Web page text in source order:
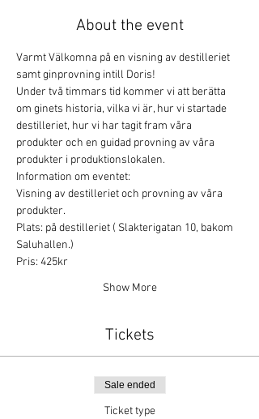
About the event
Varmt Välkomna på en visning av destilleriet
samt ginprovning intill Doris!
Under två timmars tid kommer vi att berätta
om ginets historia, vilka vi är, hur vi startade
destilleriet, hur vi har tagit fram våra
produkter och en guidad provning av våra
produkter i produktionslokalen.
Information om eventet:
Visning av destilleriet och provning av våra
produkter.
Plats: på destilleriet ( Slakterigatan 10, bakom
Saluhallen.)
Pris: 425kr
Show More
Tickets
Sale ended
Ticket type